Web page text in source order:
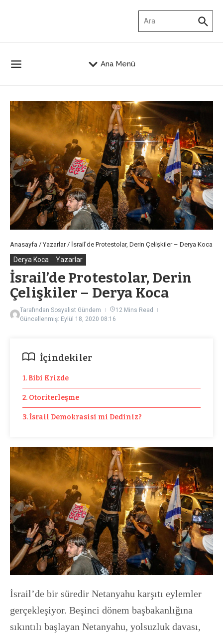
Ana Menü
Anasayfa /Yazarlar/ İsrail’de Protestolar, Derin Çelişkiler – Derya Koca
Derya Koca Yazarlar
İsrail’de Protestolar, Derin
Çelişkiler – Derya Koca
Tarafından Sosyalist Gündem
12 Mins Read
Güncellenmiş: Eylül 18, 2020 08:16
İçindekiler
1. Bibi Krizde
2. Otoriterleşme
3. İsrail Demokrasisi mi Dediniz?
İsrail’de bir süredir Netanyahu karşıtı eylemler
gerçekleşiyor. Beşinci dönem başbakanlığına
sıkıntılı başlayan Netanyahu, yolsuzluk davası,